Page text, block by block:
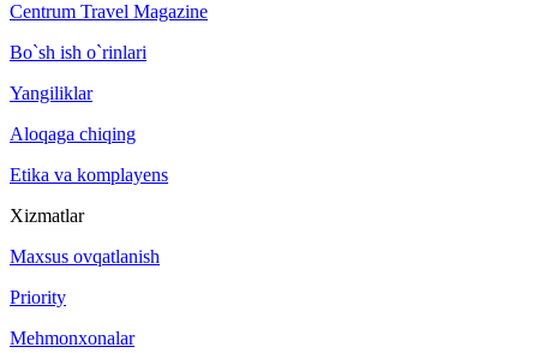
Centrum Travel Magazine
Bo`sh ish o`rinlari
Yangiliklar
Aloqaga chiqing
Etika va komplayens
Xizmatlar
Maxsus ovqatlanish
Priority
Mehmonxonalar